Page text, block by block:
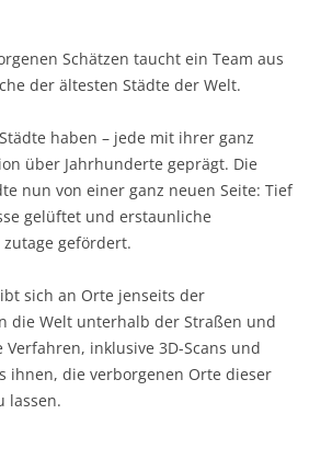
Schätzen taucht ein Team aus
der ältesten Städte der Welt.
haben – jede mit ihrer ganz
über Jahrhunderte geprägt. Die
nun von einer ganz neuen Seite: Tief
gelüftet und erstaunliche
gefördert.
sich an Orte jenseits der
die Welt unterhalb der Straßen und
inklusive 3D-Scans und
ihnen, die verborgenen Orte dieser
lassen.